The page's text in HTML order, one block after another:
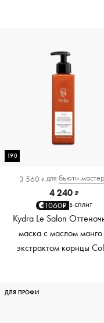
190
3 560 ₽ для бьюти-
4 240 ₽
1060₽ в сплит
Kydra Le Salon
маска с маслом манго
экстрактом корицы
ДЛЯ ПРОФИ